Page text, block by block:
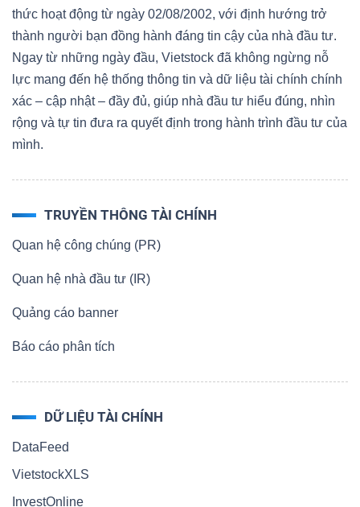
thức hoạt động từ ngày 02/08/2002, với định hướng trở
thành người bạn đồng hành đáng tin cậy của nhà đầu tư.
Ngay từ những ngày đầu, Vietstock đã không ngừng nỗ
lực mang đến hệ thống thông tin và dữ liệu tài chính chính
xác – cập nhật – đầy đủ, giúp nhà đầu tư hiểu đúng, nhìn
rộng và tự tin đưa ra quyết định trong hành trình đầu tư của
mình.
TRUYỀN THÔNG TÀI CHÍNH
Quan hệ công chúng (PR)
Quan hệ nhà đầu tư (IR)
Quảng cáo banner
Báo cáo phân tích
DỮ LIỆU TÀI CHÍNH
DataFeed
VietstockXLS
InvestOnline